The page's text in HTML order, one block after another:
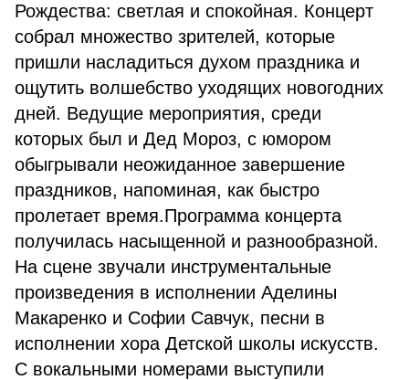
Рождества: светлая и спокойная. Концерт
собрал множество зрителей, которые
пришли насладиться духом праздника и
ощутить волшебство уходящих новогодних
дней. Ведущие мероприятия, среди
которых был и Дед Мороз, с юмором
обыгрывали неожиданное завершение
праздников, напоминая, как быстро
пролетает время.Программа концерта
получилась насыщенной и разнообразной.
На сцене звучали инструментальные
произведения в исполнении Аделины
Макаренко и Софии Савчук, песни в
исполнении хора Детской школы искусств.
С вокальными номерами выступили